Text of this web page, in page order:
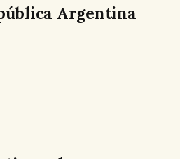
Argentina